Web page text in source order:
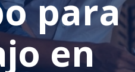
para
en